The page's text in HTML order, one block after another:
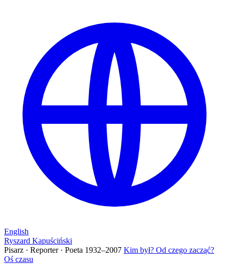
English
Ryszard Kapuściński
Pisarz · Reporter · Poeta 1932–2007 Kim był? Od czego zacząć?
Oś czasu